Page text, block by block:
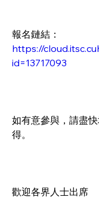
報名鏈結：
https://
id=13717093
如有意參與，請盡
得。
歡迎各界人士出席